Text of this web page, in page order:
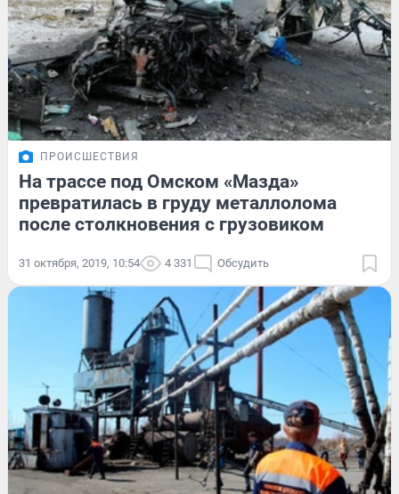
ПРОИСШЕСТВИЯ
На трассе под Омском «Мазда»
превратилась в груду металлолома
после столкновения с грузовиком
31 октября, 2019, 10:54 4 331 Обсудить